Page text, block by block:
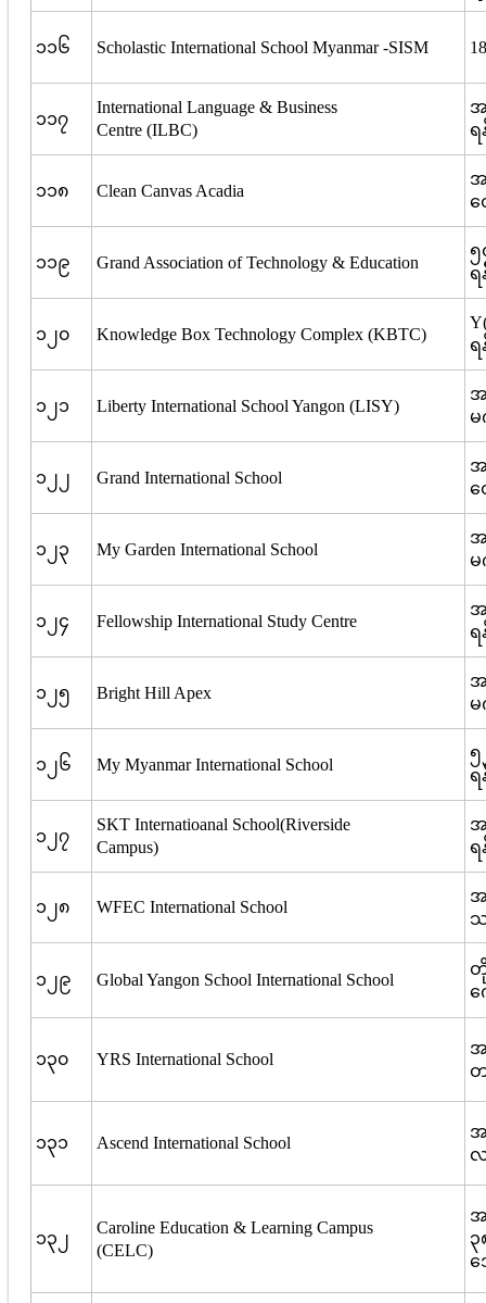
၁၁၆ Scholastic International School Myanmar -SISM
၁၁၇
International Language & Business
Centre (ILBC)
အ
ရ
၁၁၈ Clean Canvas Acadia
အ
ထ
၁၁၉ Grand Association of Technology & Education
၅
ရ
၁၂၀ Knowledge Box Technology Complex (KBTC)
ရ
၁၂၁ Liberty International School Yangon (LISY)
အ
မ
၁၂၂ Grand International School
အ
တ
၁၂၃ My Garden International School
အ
မ
၁၂၄ Fellowship International Study Centre
အ
ရ
၁၂၅ Bright Hill Apex
အ
မ
၁၂၆ My Myanmar International School
၅
ရ
၁၂၇
SKT Internatioanal School(Riverside
Campus)
ရ
၁၂၈ WFEC International School
အ
၁၂၉ Global Yangon School International School
တို
က
၁၃၀ YRS International School
အ
တ
၁၃၁ Ascend International School
အ
လ
၁၃၂
Caroline Education & Learning Campus
(CELC)
အ
၃
ဒ